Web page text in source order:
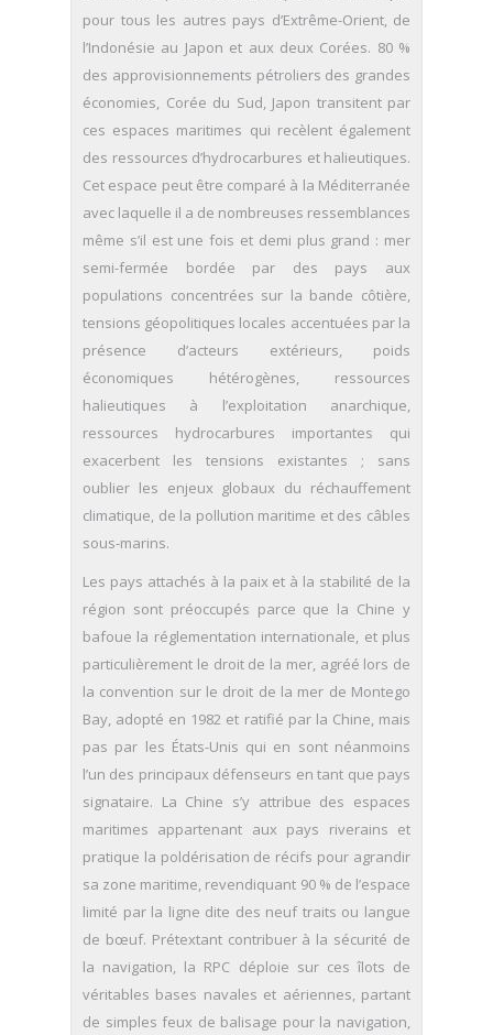
pour tous les autres pays d’Extrême-Orient, de
l’Indonésie au Japon et aux deux Corées. 80 %
des approvisionnements pétroliers des grandes
économies, Corée du Sud, Japon transitent par
ces espaces maritimes qui recèlent également
des ressources d’hydrocarbures et halieutiques.
Cet espace peut être comparé à la Méditerranée
avec laquelle il a de nombreuses ressemblances
même s’il est une fois et demi plus grand : mer
semi-fermée bordée par des pays aux
populations concentrées sur la bande côtière,
tensions géopolitiques locales accentuées par la
présence d’acteurs extérieurs, poids
économiques hétérogènes, ressources
halieutiques à l’exploitation anarchique,
ressources hydrocarbures importantes qui
exacerbent les tensions existantes ; sans
oublier les enjeux globaux du réchauffement
climatique, de la pollution maritime et des câbles
sous-marins.
Les pays attachés à la paix et à la stabilité de la
région sont préoccupés parce que la Chine y
bafoue la réglementation internationale, et plus
particulièrement le droit de la mer, agréé lors de
la convention sur le droit de la mer de Montego
Bay, adopté en 1982 et ratifié par la Chine, mais
pas par les États-Unis qui en sont néanmoins
l’un des principaux défenseurs en tant que pays
signataire. La Chine s’y attribue des espaces
maritimes appartenant aux pays riverains et
pratique la poldérisation de récifs pour agrandir
sa zone maritime, revendiquant 90 % de l’espace
limité par la ligne dite des neuf traits ou langue
de bœuf. Prétextant contribuer à la sécurité de
la navigation, la RPC déploie sur ces îlots de
véritables bases navales et aériennes, partant
de simples feux de balisage pour la navigation,